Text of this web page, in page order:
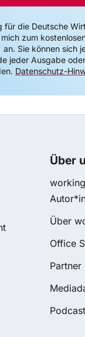
für die Deutsche
zum
Sie können sich
jeder Ausgabe
Datenschutz-
Über
Über
Office
Partner
Podcast